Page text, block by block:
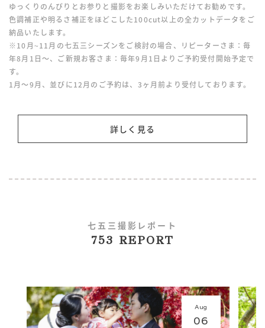
ゆっくりのんびりとお参りと撮影をお楽しみいただけてお勧めです。
色調補正や明るさ補正をほどこした100cut以上の全カットデータをご
納品いたします。
※10月~11月の七五三シーズンをご検討の場合、リピーターさま：毎
年8月1日〜、ご新規お客さま：毎年9月1日よりご予約受付開始予定で
す。
1月〜9月、並びに12月のご予約は、3ヶ月前より受付しております。
詳しく見る
七五三撮影レポート
753 REPORT
Aug
06